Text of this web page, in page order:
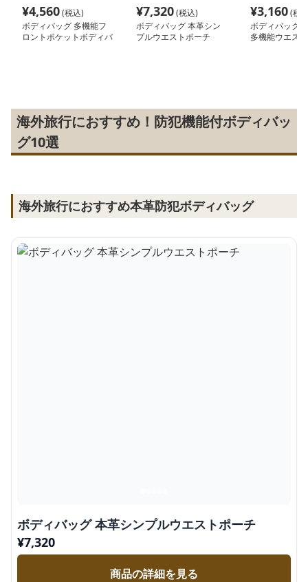
¥4,560(税込)
ボディバッグ 多機能フ
ロントポケットボディバ
¥7,320(税込)
ボディバッグ 本革シン
プルウエストポーチ
¥3,160(税
ボディバッグ
多機能ウエス
海外旅行におすすめ！防犯機能付ボディバッ
グ10選
海外旅行におすすめ本革防犯ボディバッグ
ボディバッグ 本革シンプルウエストポーチ
¥7,320
商品の詳細を見る